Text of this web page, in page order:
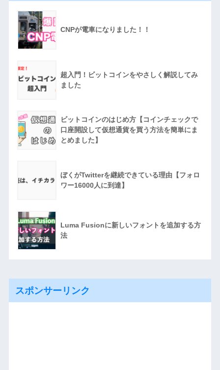
CNPが電車になりました！！
超入門！ビットコインをやさしく解説してみ
ました
ビットコインのはじめ方【コインチェックで
口座開設して仮想通貨を買う方法を簡単にま
とめました】
ぼくがTwitterを継続できている理由【フォロ
ワー16000人に到達】
Luma Fusionに新しいフォントを追加する方
法
スポンサーリンク